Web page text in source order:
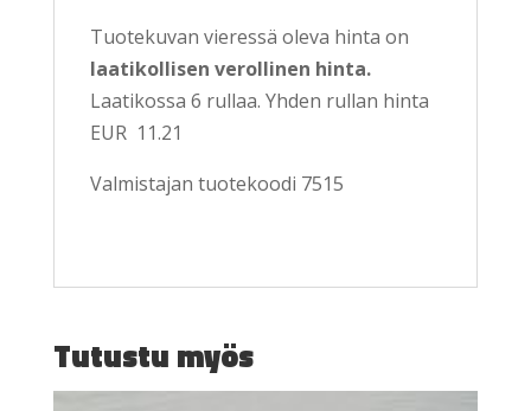
Tuotekuvan vieressä oleva hinta on
laatikollisen verollinen hinta.
Laatikossa 6 rullaa. Yhden rullan hinta
EUR 11.21
Valmistajan tuotekoodi 7515
Tutustu myös